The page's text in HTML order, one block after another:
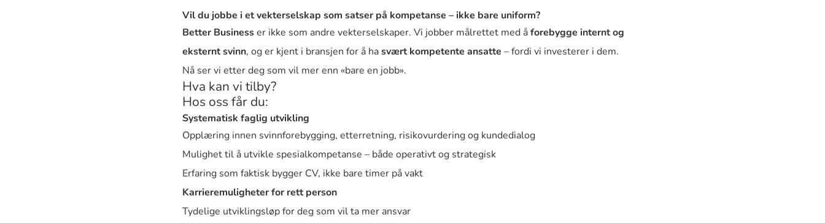
Vil du jobbe i et vekterselskap som satser på kompetanse – ikke bare uniform?
Better Businesser ikke som andre vekterselskaper. Vi jobber målrettet med åforebygge internt og
eksternt svinn, og er kjent i bransjen for å hasvært kompetente ansatte – fordi vi investerer i dem.
Nå ser vi etter deg som vil mer enn «bare en jobb».
Hva kan vi tilby?
Hos oss får du:
Systematisk faglig utvikling
Opplæring innen svinnforebygging, etterretning, risikovurdering og kundedialog
Mulighet til å utvikle spesialkompetanse – både operativt og strategisk
Erfaring som faktisk bygger CV, ikke bare timer på vakt
Karrieremuligheter for rett person
Tydelige utviklingsløp for deg som vil ta mer ansvar